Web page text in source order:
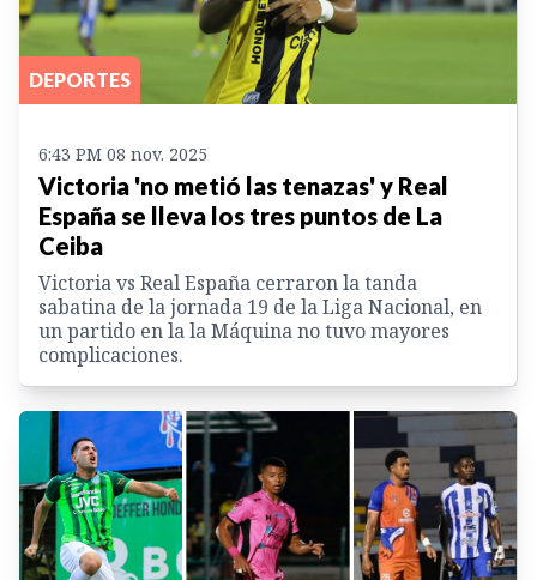
DEPORTES
6:43 PM 08 nov. 2025
Victoria 'no metió las tenazas' y Real
España se lleva los tres puntos de La
Ceiba
Victoria vs Real España cerraron la tanda
sabatina de la jornada 19 de la Liga Nacional, en
un partido en la la Máquina no tuvo mayores
complicaciones.